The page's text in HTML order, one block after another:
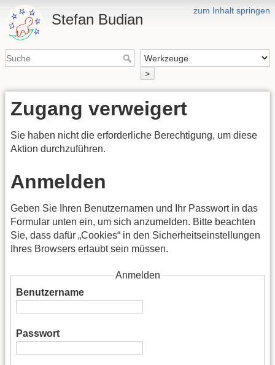
zum Inhalt springen
Stefan Budian
>
Zugang verweigert
Sie haben nicht die erforderliche Berechtigung, um diese
Aktion durchzuführen.
Anmelden
Geben Sie Ihren Benutzernamen und Ihr Passwort in das
Formular unten ein, um sich anzumelden. Bitte beachten
Sie, dass dafür „Cookies“ in den Sicherheitseinstellungen
Ihres Browsers erlaubt sein müssen.
Anmelden
Benutzername
Passwort